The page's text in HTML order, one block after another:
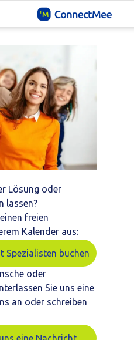
BEI UNS MELDEN.
Lösung oder
lassen?
freien
Kalender aus:
Spezialisten buchen
oder
Sie uns eine
an oder schreiben